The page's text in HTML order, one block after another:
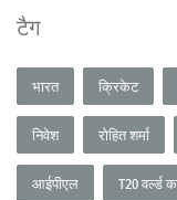
टैग
भारत क्रिकेट
निवेश रोहित शर्मा
आईपीएल T20 वर्ल्ड